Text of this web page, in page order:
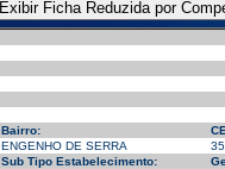
Bairro:
ENGENHO DE SERRA
Sub Tipo Estabelecimento: